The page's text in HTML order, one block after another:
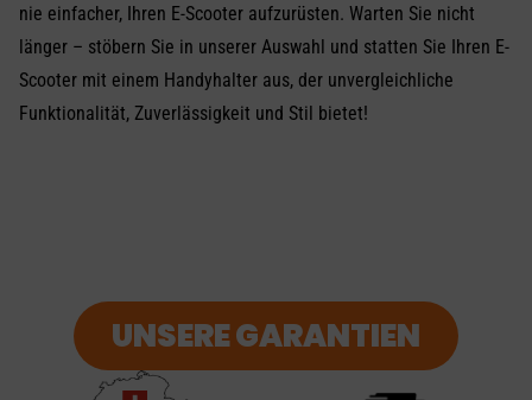
nie einfacher, Ihren E-Scooter aufzurüsten. Warten Sie nicht
länger – stöbern Sie in unserer Auswahl und statten Sie Ihren E-
Scooter mit einem Handyhalter aus, der unvergleichliche
Funktionalität, Zuverlässigkeit und Stil bietet!
UNSERE GARANTIEN